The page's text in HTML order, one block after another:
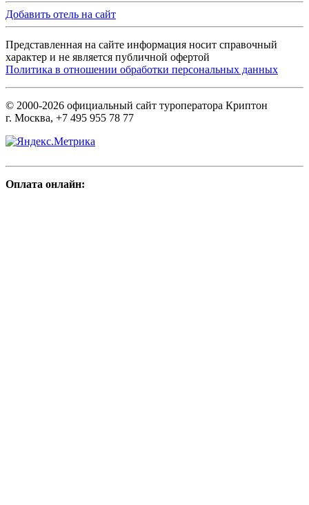
Добавить отель на сайт
Представленная на сайте информация носит справочный
характер и не является публичной офертой
Политика в отношении обработки персональных данных
© 2000-2026 официальный сайт туроператора Криптон
г. Москва, +7 495 955 78 77
Оплата онлайн: